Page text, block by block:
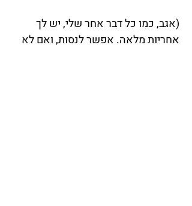
(אגב, כמו כל דבר אחר שלי, יש לך
אחריות מלאה. אפשר לנסות, ואם לא